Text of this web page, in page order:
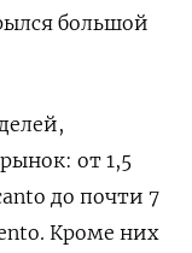
большой
от 1,5
до почти 7
Кроме них